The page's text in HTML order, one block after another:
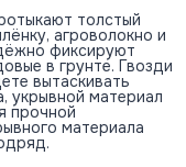
толстый
агроволокно и
фиксируют
в грунте. Гвозди
вытаскивать
укрывной материал
прочной
материала